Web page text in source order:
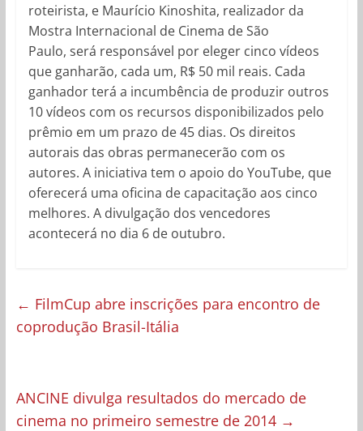
roteirista, e Maurício Kinoshita, realizador da
Mostra Internacional de Cinema de São
Paulo, será responsável por eleger cinco vídeos
que ganharão, cada um, R$ 50 mil reais. Cada
ganhador terá a incumbência de produzir outros
10 vídeos com os recursos disponibilizados pelo
prêmio em um prazo de 45 dias. Os direitos
autorais das obras permanecerão com os
autores. A iniciativa tem o apoio do YouTube, que
oferecerá uma oficina de capacitação aos cinco
melhores. A divulgação dos vencedores
acontecerá no dia 6 de outubro.
← FilmCup abre inscrições para encontro de
coprodução Brasil-Itália
ANCINE divulga resultados do mercado de
cinema no primeiro semestre de 2014 →